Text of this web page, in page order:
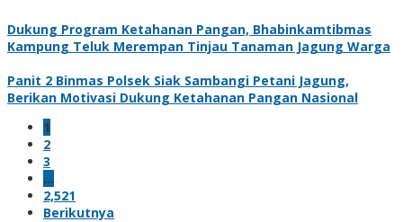
Dukung Program Ketahanan Pangan, Bhabinkamtibmas
Kampung Teluk Merempan Tinjau Tanaman Jagung Warga
Panit 2 Binmas Polsek Siak Sambangi Petani Jagung,
Berikan Motivasi Dukung Ketahanan Pangan Nasional
1
2
3
…
2,521
Berikutnya